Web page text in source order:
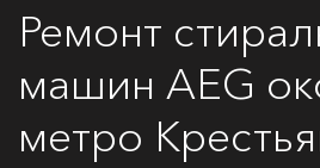
Ремонт
машин AEG
метро